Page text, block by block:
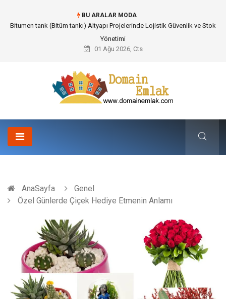
BU ARALAR MODA
Güvenilir Chip Satışı: Kesintisiz Poker Deneyimi İçin Profesyonel Destek
01 Ağu 2026, Cts
AnaSayfa
Genel
Özel Günlerde Çiçek Hediye Etmenin Anlamı